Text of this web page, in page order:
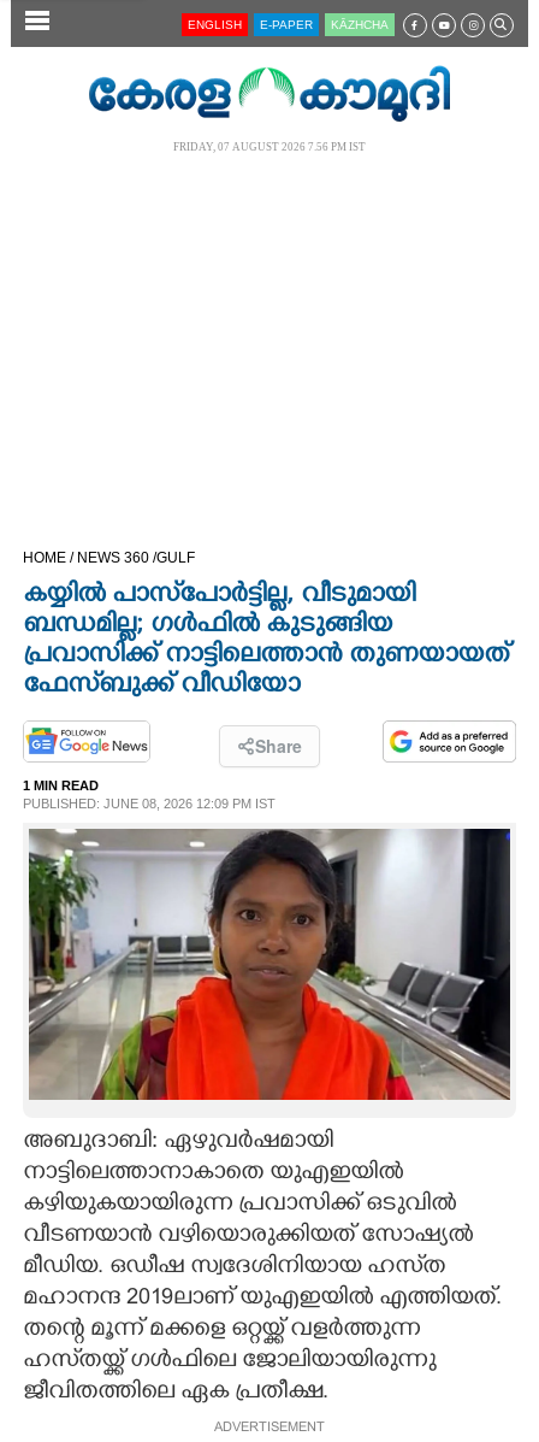
SECTIONS
CINEMA
OPINION
SPIRITUAL
INFO+
ART
ASTRO
LITERATURE
ZOOM
CONTACT US
ENGLISH E-PAPER KĀZHCHA
FRIDAY, 07 AUGUST 2026 7.56 PM IST
HOME / NEWS 360 /GULF
കയ്യിൽ പാസ്‌പോർട്ടില്ല, വീടുമായി
ബന്ധമില്ല; ഗൾഫിൽ കുടുങ്ങിയ
പ്രവാസിക്ക് നാട്ടിലെത്താൻ തുണയായത്
ഫേസ്‌ബുക്ക് വീഡിയോ
Share
1 MIN READ
PUBLISHED: JUNE 08, 2026 12:09 PM IST
അബുദാബി: ഏഴുവർഷമായി
നാട്ടിലെത്താനാകാതെ യുഎഇയിൽ
കഴിയുകയായിരുന്ന പ്രവാസിക്ക് ഒടുവിൽ
വീടണയാൻ വഴിയൊരുക്കിയത് സോഷ്യൽ
മീഡിയ. ഒഡീഷ സ്വദേശിനിയായ ഹസ്‌ത
മഹാനന്ദ 2019ലാണ് യുഎഇയിൽ എത്തിയത്.
തന്റെ മൂന്ന് മക്കളെ ഒറ്റയ്ക്ക് വളർത്തുന്ന
ഹസ്‌തയ്ക്ക് ഗൾഫിലെ ജോലിയായിരുന്നു
ജീവിതത്തിലെ ഏക പ്രതീക്ഷ.
ADVERTISEMENT